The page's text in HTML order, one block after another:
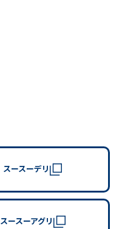
スースーデリ
スースーアグリ